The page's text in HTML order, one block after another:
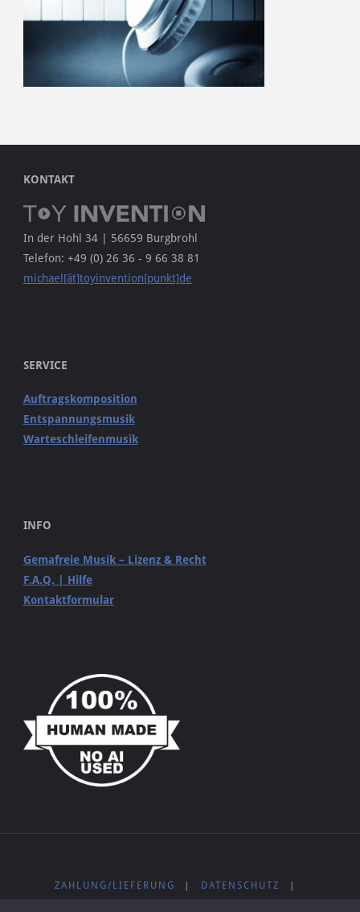
KONTAKT
In der Hohl 34 | 56659 Burgbrohl
Telefon: +49 (0) 26 36 - 9 66 38 81
michael[ät]toyinvention[punkt]de
SERVICE
Auftragskomposition
Entspannungsmusik
Warteschleifenmusik
INFO
Gemafreie Musik – Lizenz & Recht
F.A.Q. | Hilfe
Kontaktformular
ZAHLUNG/LIEFERUNG | DATENSCHUTZ
|